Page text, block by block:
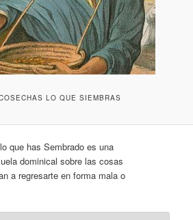
LO QUE SIEMBRAS
que has Sembrado es una
dominical sobre las cosas
a regresarte en forma mala o